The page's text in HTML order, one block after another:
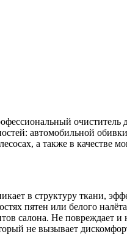
очиститель
автомобильной
а также в качестве
в структуру ткани,
пятен или белого
салона. Не повреждает и
не вызывает